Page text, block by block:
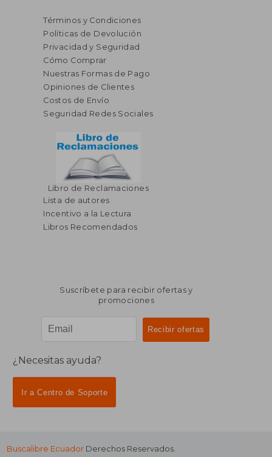
Términos y Condiciones
Políticas de Devolución
Privacidad y Seguridad
Cómo Comprar
Nuestras Formas de Pago
Opiniones de Clientes
Costos de Envío
Seguridad Redes Sociales
Libro de Reclamaciones
Lista de autores
Incentivo a la Lectura
Libros Recomendados
Suscríbete para recibir ofertas y
promociones
¿Necesitas ayuda?
Ir a Centro de Soporte
Buscalibre Ecuador Derechos Reservados.